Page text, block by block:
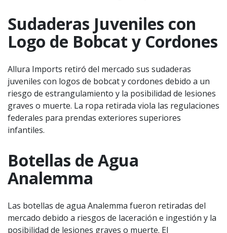
Sudaderas Juveniles con
Logo de Bobcat y Cordones
Allura Imports retiró del mercado sus sudaderas
juveniles con logos de bobcat y cordones debido a un
riesgo de estrangulamiento y la posibilidad de lesiones
graves o muerte. La ropa retirada viola las regulaciones
federales para prendas exteriores superiores
infantiles.
Botellas de Agua
Analemma
Las botellas de agua Analemma fueron retiradas del
mercado debido a riesgos de laceración e ingestión y la
posibilidad de lesiones graves o muerte. El